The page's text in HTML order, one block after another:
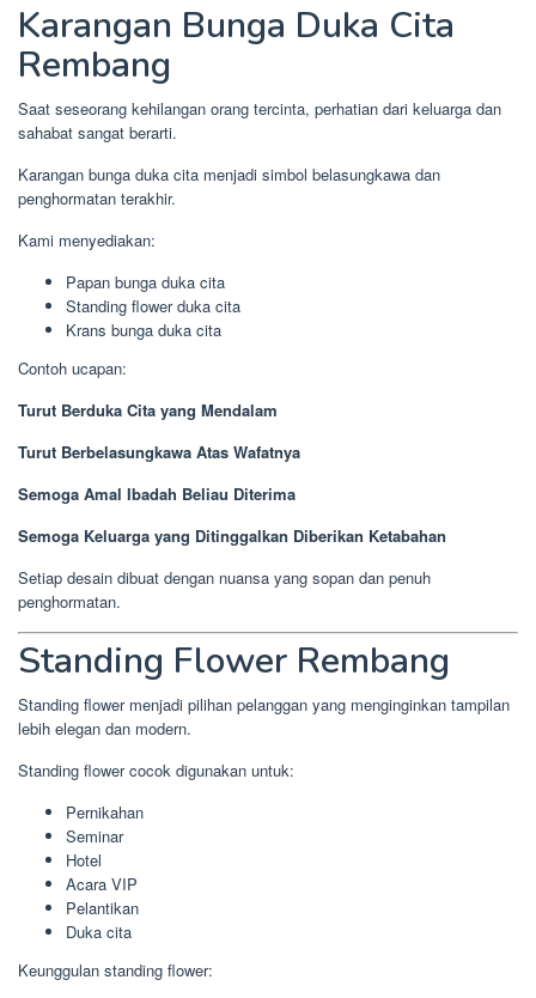
Karangan Bunga Duka Cita
Rembang
Saat seseorang kehilangan orang tercinta, perhatian dari keluarga dan
sahabat sangat berarti.
Karangan bunga duka cita menjadi simbol belasungkawa dan
penghormatan terakhir.
Kami menyediakan:
Papan bunga duka cita
Standing flower duka cita
Krans bunga duka cita
Contoh ucapan:
Turut Berduka Cita yang Mendalam
Turut Berbelasungkawa Atas Wafatnya
Semoga Amal Ibadah Beliau Diterima
Semoga Keluarga yang Ditinggalkan Diberikan Ketabahan
Setiap desain dibuat dengan nuansa yang sopan dan penuh
penghormatan.
Standing Flower Rembang
Standing flower menjadi pilihan pelanggan yang menginginkan tampilan
lebih elegan dan modern.
Standing flower cocok digunakan untuk:
Pernikahan
Seminar
Hotel
Acara VIP
Pelantikan
Duka cita
Keunggulan standing flower: